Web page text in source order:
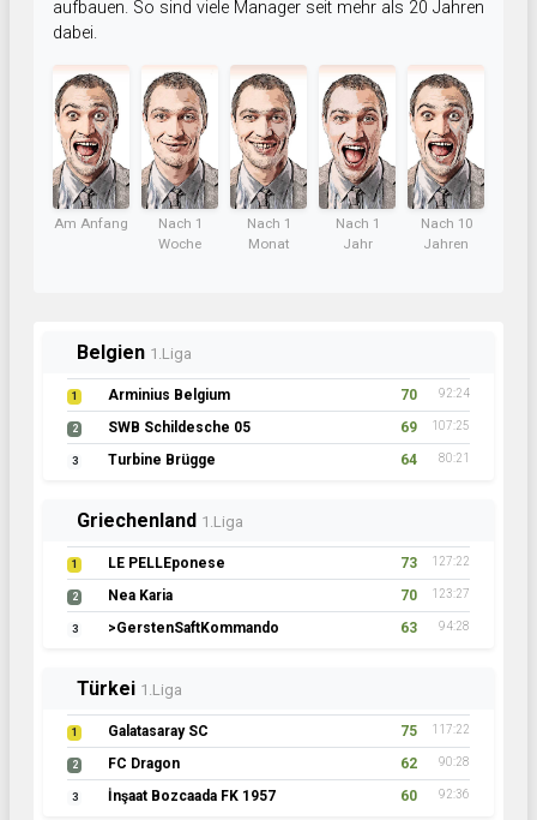
aufbauen. So sind viele Manager seit mehr als 20 Jahren
dabei.
Am Anfang
Nach 1
Woche
Nach 1
Monat
Nach 1
Jahr
Nach 10
Jahren
Belgien 1.Liga
1 Arminius Belgium 70 92:24
2 SWB Schildesche 05 69 107:25
3 Turbine Brügge 64 80:21
Griechenland 1.Liga
1 LE PELLEponese 73 127:22
2 Nea Karia 70 123:27
3 >GerstenSaftKommando 63 94:28
Türkei 1.Liga
1 Galatasaray SC 75 117:22
2 FC Dragon 62 90:28
3 İnşaat Bozcaada FK 1957 60 92:36